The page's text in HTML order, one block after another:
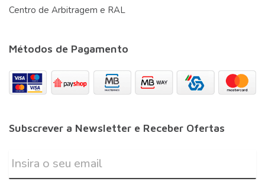
Centro de Arbitragem e RAL
Métodos de Pagamento
Subscrever a Newsletter e Receber Ofertas